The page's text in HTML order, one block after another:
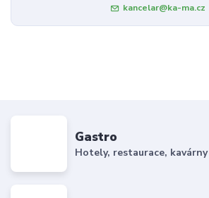
kancelar@ka-ma.cz
Gastro
Hotely, restaurace, kavárny